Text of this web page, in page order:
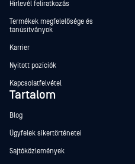
Hírlevél feliratkozás
Termékek megfelelősége és
tanúsítványok
Karrier
Nyitott pozíciók
Kapcsolatfelvétel
Tartalom
Blog
Ügyfelek sikertörténetei
Sajtóközlemények